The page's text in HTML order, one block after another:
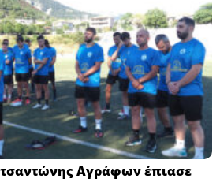
Αγράφων έπιασε